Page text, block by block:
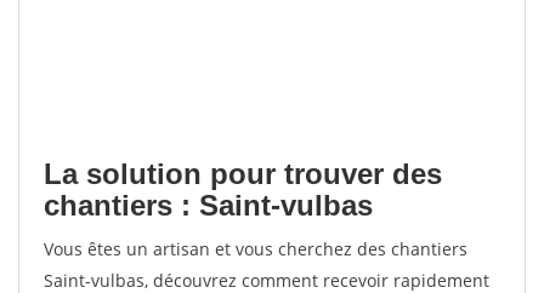
La solution pour trouver des
chantiers : Saint-vulbas
Vous êtes un artisan et vous cherchez des chantiers
Saint-vulbas, découvrez comment recevoir rapidement